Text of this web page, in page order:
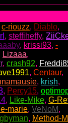
c-riouzz, Diablo,
, steffiheffy,
, krissi93, -
Lizaaa,
, crash92,
, Centaur,
, krish,
, Percy15,
, Like-Mike, G-
marie, VeNoM,
, Method-